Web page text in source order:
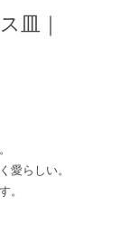
皿｜
愛らしい。
。